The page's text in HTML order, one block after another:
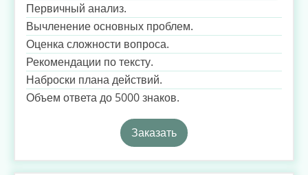
Первичный анализ.
Вычленение основных проблем.
Оценка сложности вопроса.
Рекомендации по тексту.
Наброски плана действий.
Объем ответа до 5000 знаков.
Заказать